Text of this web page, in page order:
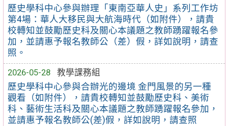
歷史學科中心參與辦理「東南亞華人史」系列工作坊
第4場：華人大移民與大航海時代（如附件），請貴
校轉知並鼓勵歷史科及關心本議題之教師踴躍報名參
加，並請惠予報名教師公（差）假，詳如說明，請查
照。
2026-05-28
教學課務組
歷史學科中心參與合辦光的邊境 金門風景的另一種
觀看（如附件），請貴校轉知並鼓勵歷史科、美術
科、藝術生活科及關心本議題之教師踴躍報名參加，
並請惠予報名教師公(差)假，詳如說明，請查照